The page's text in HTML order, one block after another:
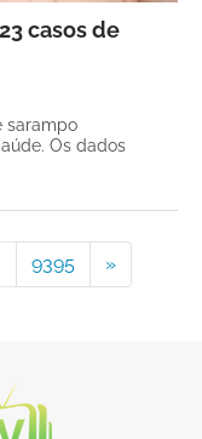
casos de
sarampo
Os dados
9395 »